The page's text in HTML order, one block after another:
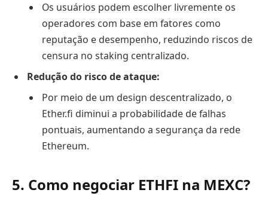
Os usuários podem escolher livremente os
operadores com base em fatores como
reputação e desempenho, reduzindo riscos de
censura no staking centralizado.
Redução do risco de ataque:
Por meio de um design descentralizado, o
Ether.fi diminui a probabilidade de falhas
pontuais, aumentando a segurança da rede
Ethereum.
5. Como negociar ETHFI na MEXC?